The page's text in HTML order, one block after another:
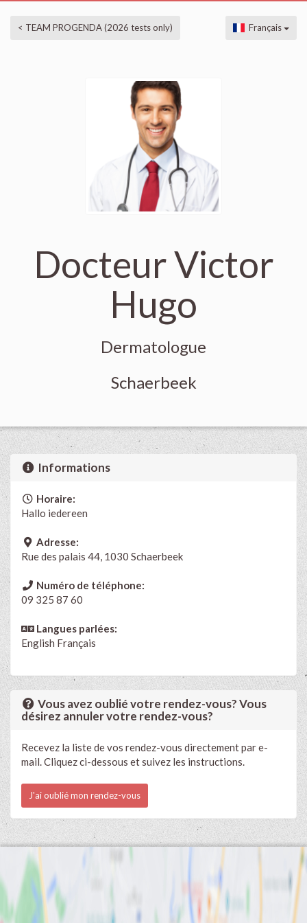
< TEAM PROGENDA (2026 tests only) Français
Docteur Victor
Hugo
Dermatologue
Schaerbeek
Informations
Horaire:
Hallo iedereen
Adresse:
Rue des palais 44, 1030 Schaerbeek
Numéro de téléphone:
09 325 87 60
Langues parlées:
English Français
Vous avez oublié votre rendez-vous? Vous
désirez annuler votre rendez-vous?
Recevez la liste de vos rendez-vous directement par e-
mail. Cliquez ci-dessous et suivez les instructions.
J'ai oublié mon rendez-vous